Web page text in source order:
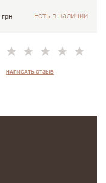
НАПИСАТЬ ОТЗЫВ
грн Есть в наличии